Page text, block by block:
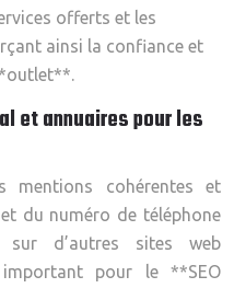
offerts et les
ainsi la confiance et
et annuaires pour les
mentions cohérentes et
du numéro de téléphone
d’autres sites web
pour le **SEO